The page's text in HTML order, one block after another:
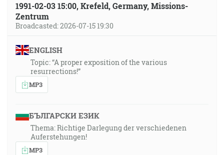
1991-02-03 15:00, Krefeld, Germany, Missions-
Zentrum
Broadcasted: 2026-07-15 19:30
ENGLISH
Topic: “A proper exposition of the various
resurrections!”
MP3
БЪЛГАРСКИ ЕЗИК
Thema: Richtige Darlegung der verschiedenen
Auferstehungen!
MP3